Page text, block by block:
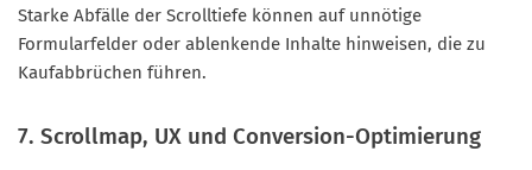
Starke Abfälle der Scrolltiefe können auf unnötige
Formularfelder oder ablenkende Inhalte hinweisen, die zu
Kaufabbrüchen führen.
7. Scrollmap, UX und Conversion-Optimierung